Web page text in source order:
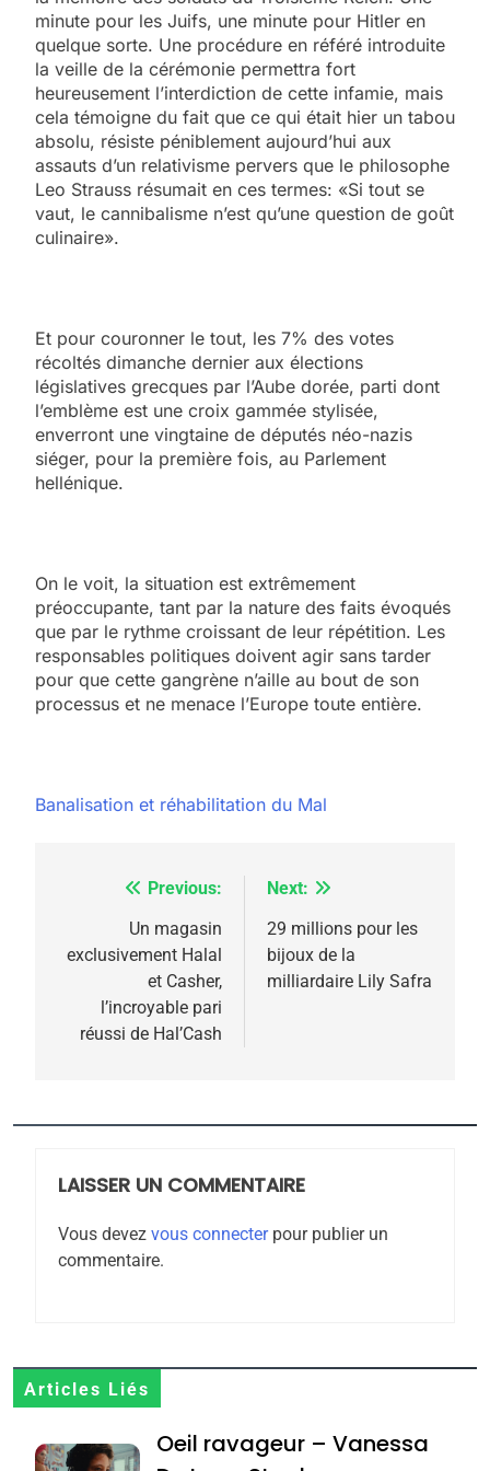
minute pour les Juifs, une minute pour Hitler en
quelque sorte. Une procédure en référé introduite
la veille de la cérémonie permettra fort
heureusement l’interdiction de cette infamie, mais
cela témoigne du fait que ce qui était hier un tabou
absolu, résiste péniblement aujourd’hui aux
assauts d’un relativisme pervers que le philosophe
Leo Strauss résumait en ces termes: «Si tout se
vaut, le cannibalisme n’est qu’une question de goût
culinaire».
Et pour couronner le tout, les 7% des votes
récoltés dimanche dernier aux élections
législatives grecques par l’Aube dorée, parti dont
l’emblème est une croix gammée stylisée,
enverront une vingtaine de députés néo-nazis
siéger, pour la première fois, au Parlement
hellénique.
On le voit, la situation est extrêmement
préoccupante, tant par la nature des faits évoqués
que par le rythme croissant de leur répétition. Les
responsables politiques doivent agir sans tarder
pour que cette gangrène n’aille au bout de son
processus et ne menace l’Europe toute entière.
Banalisation et réhabilitation du Mal
NavigationPrevious:
Un magasin
exclusivement Halal
et Casher,
l’incroyable pari
réussi de Hal’Cash
Next:
29 millions pour les
bijoux de la
milliardaire Lily Safra
LAISSER UN COMMENTAIRE
Vous devez vous connecterpour publier un
commentaire.
Articles Liés
Oeil ravageur – Vanessa
5
2025, l’année la plus
meurtrière selon le
rapport d’ADL contre
FRANCE
FIÈRE, DIGNE ET RÉSILIENTE :
MA JUDAÏTE par Thérèse
ISRAÉL JUDAISME
7
8
Tafraout, le miel de Tadla